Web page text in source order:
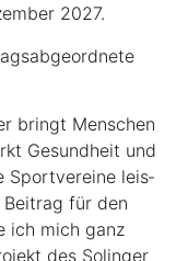
2027.
bringt Men­schen
Gesund­heit und
Sport­ver­ei­ne leis­
für den
ich mich ganz
des Solin­ger